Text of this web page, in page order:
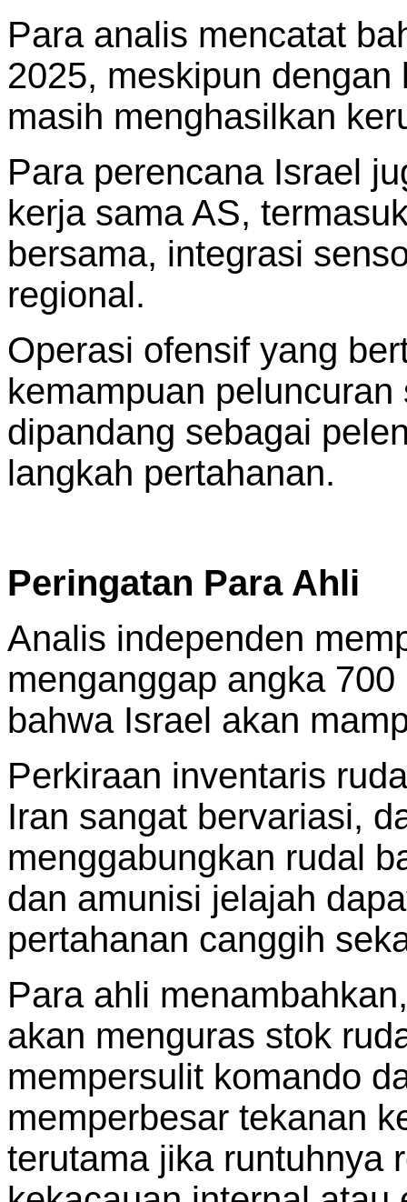
Para analis mencatat
2025, meskipun
masih menghasilkan
Para perencana Israel
kerja sama AS,
bersama, integrasi
regional.
Operasi ofensif yang
kemampuan
dipandang sebagai
langkah pertahanan.
Peringatan Para Ahli
Analis independen
menganggap angka
bahwa Israel akan
Perkiraan inventaris
Iran sangat bervariasi,
menggabungkan rudal
dan amunisi jelajah
pertahanan canggih
Para ahli
akan menguras stok
mempersulit komando
memperbesar tekanan
terutama jika runtuhnya